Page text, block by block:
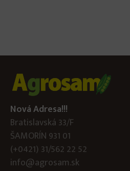
Nová Adresa!!!
Bratislavská 33/F
ŠAMORÍN 931 01
(+0421) 31/562 22 52
info@agrosam.sk